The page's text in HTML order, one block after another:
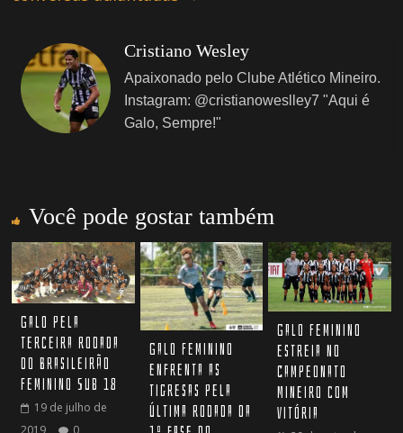
Cristiano Wesley
Apaixonado pelo Clube Atlético Mineiro.
Instagram: @cristianoweslley7 "Aqui é
Galo, Sempre!"
Você pode gostar também
Galo pela
terceira rodada
do Brasileirão
Feminino Sub 18
19 de julho de
2019
0
Galo Feminino
enfrenta as
tigresas pela
última rodada da
Galo Feminino
estreia no
Campeonato
Mineiro com
vitória